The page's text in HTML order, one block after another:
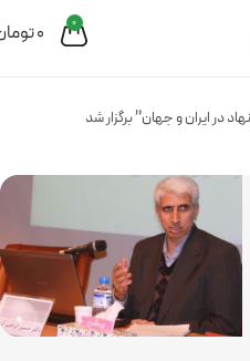
0
0
در ایران و جهان” برگزار شد